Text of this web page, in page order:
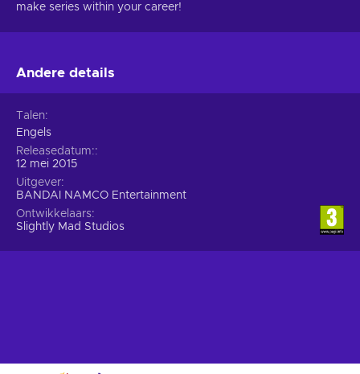
make series within your career!
Andere details
Talen
Engels
Releasedatum:
12 mei 2015
Uitgever
BANDAI NAMCO Entertainment
Ontwikkelaars
Slightly Mad Studios